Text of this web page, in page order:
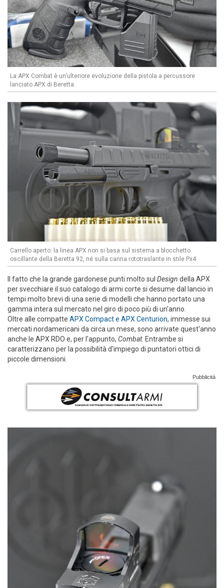
La APX Combat è un'ulteriore evoluzione della pistola a percussore
lanciato APX di Beretta
Carrello aperto: la linea APX non si basa sul sistema a blocchetto
oscillante della Beretta 92, né sulla canna rototraslante in stile Px4
Il fatto che la grande gardonese punti molto sul Design della APX
per svecchiare il suo catalogo di armi corte si desume dal lancio in
tempi molto brevi di una serie di modelli che hanno portato una
gamma intera sul mercato nel giro di poco più di un'anno.
Oltre alle compatte APX Compact e APX Centurion, immesse sui
mercati nordamericani da circa un mese, sono arrivate quest'anno
anche le APX RDO e, per l'appunto, Combat. Entrambe si
caratterizzano per la possibilità d'impiego di puntatori ottici di
piccole dimensioni.
Pubblicità